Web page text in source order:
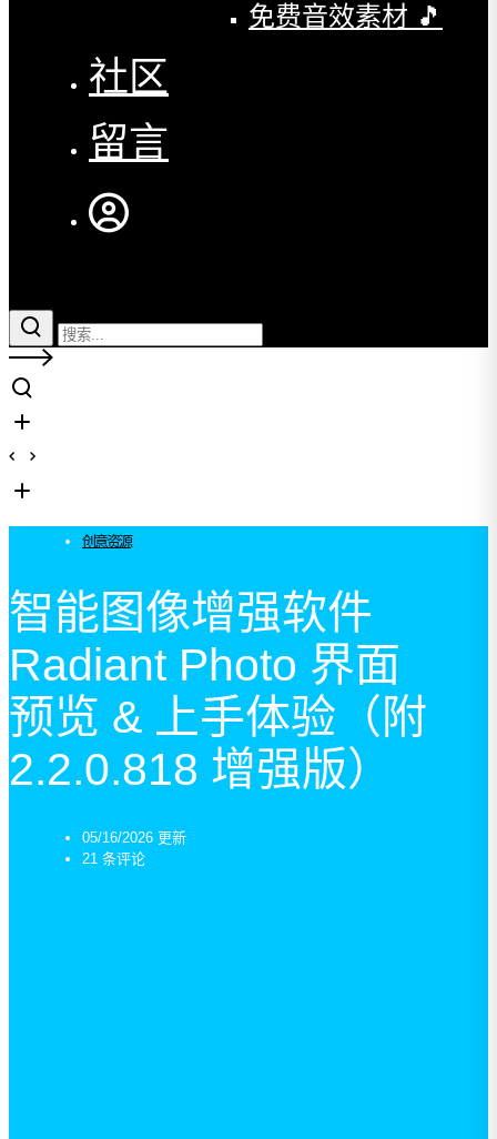
免费音效素材 🎵
社区
留言
创意资源
智能图像增强软件
Radiant Photo 界面
预览 & 上手体验（附
2.2.0.818 增强版）
05/16/2026 更新
21 条评论